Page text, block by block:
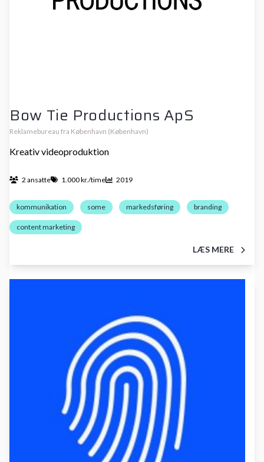
Bow Tie Productions ApS
Reklamebureau fra København (København)
Kreativ videoproduktion
2 ansatte 1.000 kr./time 2019
kommunikation some markedsføring branding
content marketing
LÆS MERE